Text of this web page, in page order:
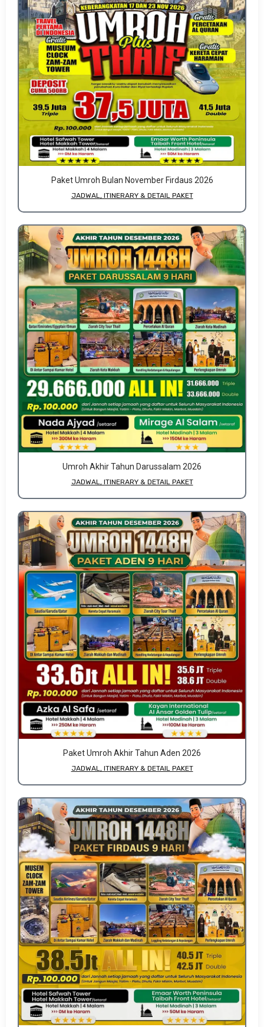
Paket Umroh Bulan November Firdaus 2026
JADWAL, ITINERARY & DETAIL PAKET
Umroh Akhir Tahun Darussalam 2026
JADWAL, ITINERARY & DETAIL PAKET
Paket Umroh Akhir Tahun Aden 2026
JADWAL, ITINERARY & DETAIL PAKET